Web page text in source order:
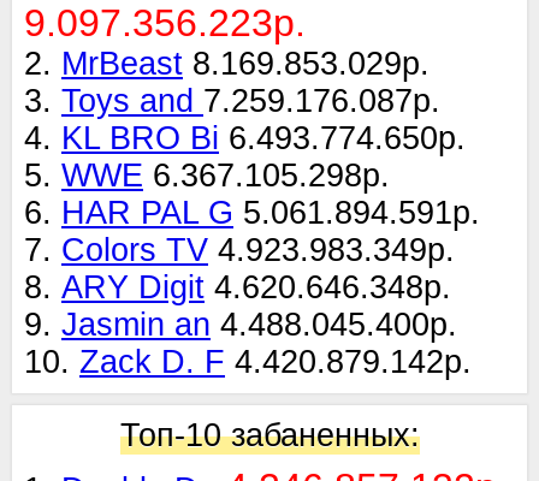
9.097.356.223р.
2. MrBeast 8.169.853.029р.
3. Toys and 7.259.176.087р.
4. KL BRO Bi 6.493.774.650р.
5. WWE 6.367.105.298р.
6. HAR PAL G 5.061.894.591р.
7. Colors TV 4.923.983.349р.
8. ARY Digit 4.620.646.348р.
9. Jasmin an 4.488.045.400р.
10. Zack D. F 4.420.879.142р.
Топ-10 забаненных: